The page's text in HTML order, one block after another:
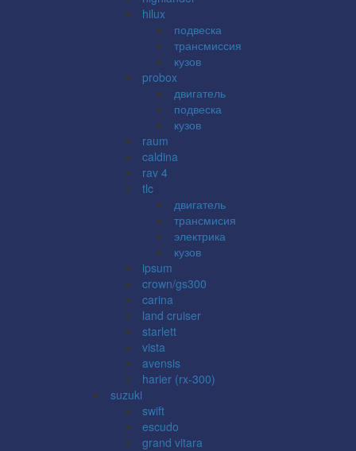
hilux
подвеска
трансмиссия
кузов
probox
двигатель
подвеска
кузов
raum
caldina
rav 4
tlc
двигатель
трансмисия
электрика
кузов
ipsum
crown/gs300
carina
land cruiser
starlett
vista
avensis
harier (rx-300)
suzuki
swift
escudo
grand vitara